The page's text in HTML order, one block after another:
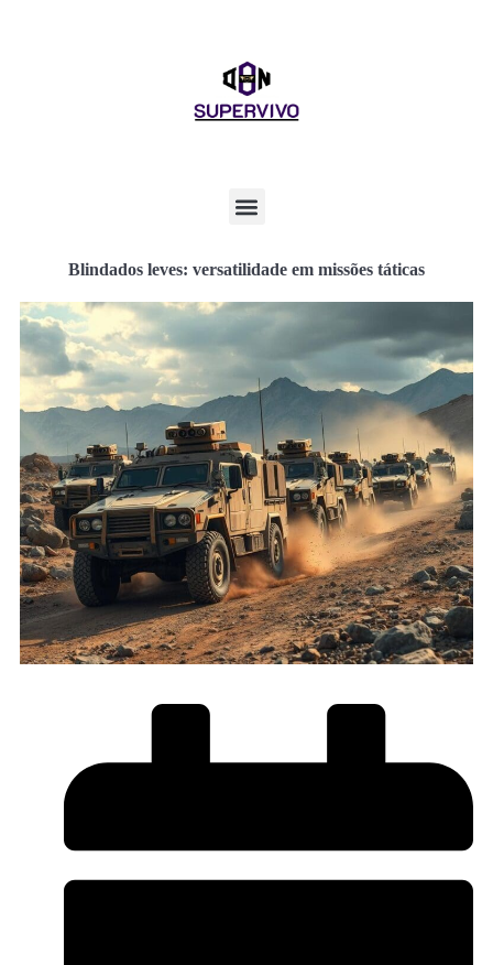
Blindados leves: versatilidade em missões táticas